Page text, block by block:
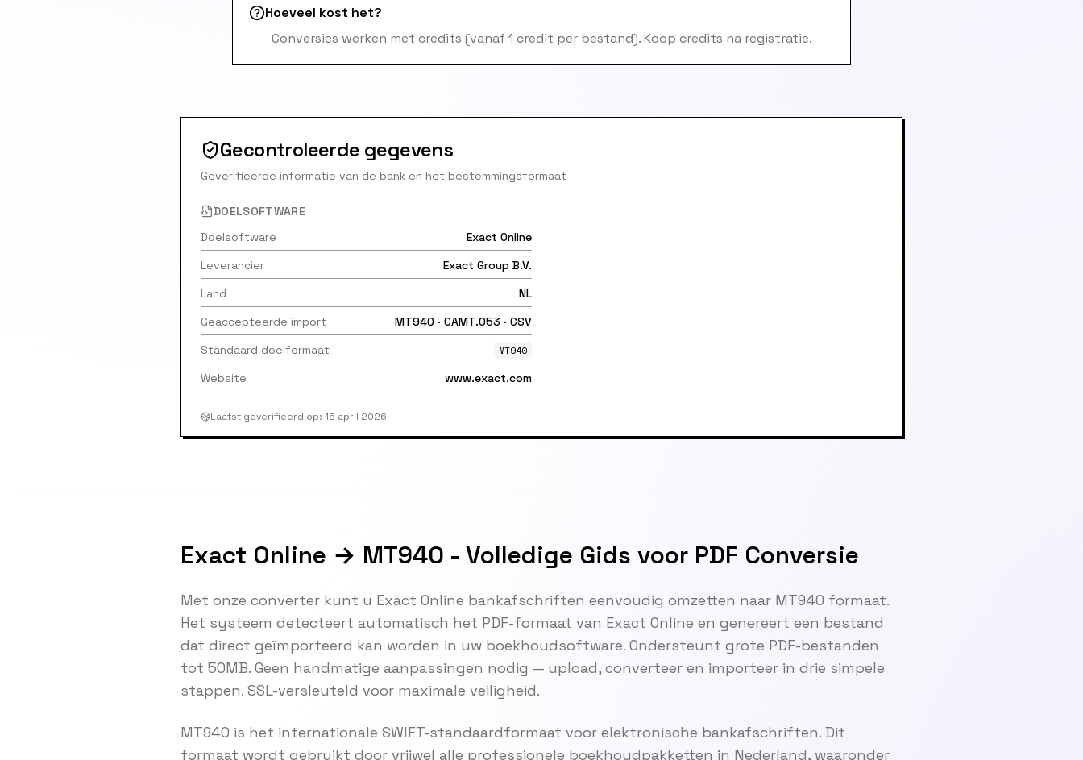
Hoeveel kost het?
Conversies werken met credits (vanaf 1 credit per bestand). Koop credits na registratie.
Gecontroleerde gegevens
Geverifieerde informatie van de bank en het bestemmingsformaat
DOELSOFTWARE
Doelsoftware
Exact Online
Leverancier
Exact Group B.V.
Land
NL
Geaccepteerde import
MT940 · CAMT.053 · CSV
Standaard doelformaat
MT940
Website www.exact.com
Laatst geverifieerd op: 15 april 2026
Exact Online → MT940 - Volledige Gids voor PDF Conversie
Met onze converter kunt u Exact Online bankafschriften eenvoudig omzetten naar MT940 formaat.
Het systeem detecteert automatisch het PDF-formaat van Exact Online en genereert een bestand
dat direct geïmporteerd kan worden in uw boekhoudsoftware. Ondersteunt grote PDF-bestanden
tot 50MB. Geen handmatige aanpassingen nodig — upload, converteer en importeer in drie simpele
stappen. SSL-versleuteld voor maximale veiligheid.
MT940 is het internationale SWIFT-standaardformaat voor elektronische bankafschriften. Dit
formaat wordt gebruikt door vrijwel alle professionele boekhoudpakketten in Nederland, waaronder